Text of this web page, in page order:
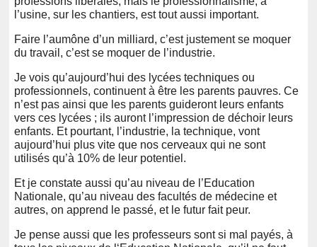
l’usine, sur les chantiers, est tout aussi important.
Faire l’aumône d’un milliard, c’est justement se moquer
du travail, c’est se moquer de l’industrie.
Je vois qu’aujourd’hui des lycées techniques ou
professionnels, continuent à être les parents pauvres. Ce
n’est pas ainsi que les parents guideront leurs enfants
vers ces lycées ; ils auront l’impression de déchoir leurs
enfants. Et pourtant, l’industrie, la technique, vont
aujourd’hui plus vite que nos cerveaux qui ne sont
utilisés qu’à 10% de leur potentiel.
Et je constate aussi qu’au niveau de l’Education
Nationale, qu’au niveau des facultés de médecine et
autres, on apprend le passé, et le futur fait peur.
Je pense aussi que les professeurs sont si mal payés, à